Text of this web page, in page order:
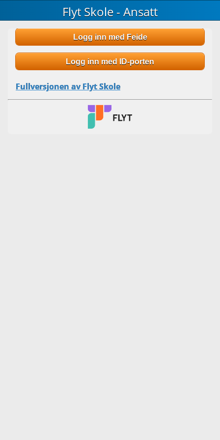
Flyt Skole - Ansatt
Logg inn med Feide
Logg inn med ID-porten
Fullversjonen av Flyt Skole